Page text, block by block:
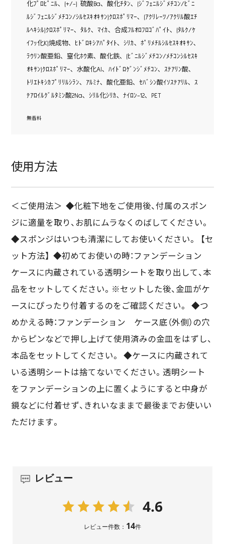
化ﾌﾟﾛﾋﾟﾆﾙ､ (+/-) 硫酸Ba､ 酸化ﾁﾀﾝ､ (ｼﾞﾌｪﾆﾙｼﾞﾒﾁｺﾝ/ﾋﾞﾆ
ﾙｼﾞﾌｪﾆﾙｼﾞﾒﾁｺﾝ/ｼﾙｾｽｷｵｷｻﾝ)ｸﾛｽﾎﾟﾘﾏｰ､ (ｱｸﾘﾚｰﾂ/ｱｸﾘﾙ酸ｴﾁ
ﾙﾍｷｼﾙ)ｸﾛｽﾎﾟﾘﾏｰ､ ﾀﾙｸ､ ﾏｲｶ､ 合成ﾌﾙｵﾛﾌﾛｺﾞﾊﾟｲﾄ､ (ﾀﾙｸ/ｹ
ｲﾌｯ化K)焼成物､ ﾋﾄﾞﾛｷｼｱﾊﾟﾀｲﾄ､ ｼﾘｶ､ ﾎﾟﾘﾒﾁﾙｼﾙｾｽｷｵｷｻﾝ､
ﾗｳﾘﾝ酸亜鉛､ 窒化ﾎｳ素､ 酸化鉄､ (ﾋﾞﾆﾙｼﾞﾒﾁｺﾝ/ﾒﾁｺﾝｼﾙｾｽｷ
ｵｷｻﾝ)ｸﾛｽﾎﾟﾘﾏｰ､ 水酸化Al､ ﾊｲﾄﾞﾛｹﾞﾝｼﾞﾒﾁｺﾝ､ ｽﾃｱﾘﾝ酸､
ﾄﾘｴﾄｷｼｶﾌﾟﾘﾘﾙｼﾗﾝ､ ｱﾙﾐﾅ､ 酸化亜鉛､ ｾﾊﾞｼﾝ酸ｲｿｽﾃｱﾘﾙ､ ｽ
ﾃｱﾛｲﾙｸﾞﾙﾀﾐﾝ酸2Na､ ｼﾘﾙ化ｼﾘｶ､ ﾅｲﾛﾝ-12､ PET
無香料
使用方法
＜ご使用法＞ ◆化粧下地をご使用後、付属のスポン
ジに適量を取り、お肌にムラなくのばしてください。
◆スポンジはいつも清潔にしてお使いください。 【セ
ット方法】 ◆初めてお使いの時：ファンデーション
ケースに内蔵されている透明シートを取り出して、本
品をセットしてください。※セットした後、金皿がケ
ースにぴったり付着するのをご確認ください。 ◆つ
めかえる時：ファンデーション ケース底（外側）の穴
からピンなどで押し上げて使用済みの金皿をはずし、
本品をセットしてください。 ◆ケースに内蔵されて
いる透明シートは捨てないでください。透明シート
をファンデーションの上に置くようにすると中身が
鏡などに付着せず、きれいなままで最後までお使いい
ただけます。
レビュー
4.6
レビュー件数： 14件